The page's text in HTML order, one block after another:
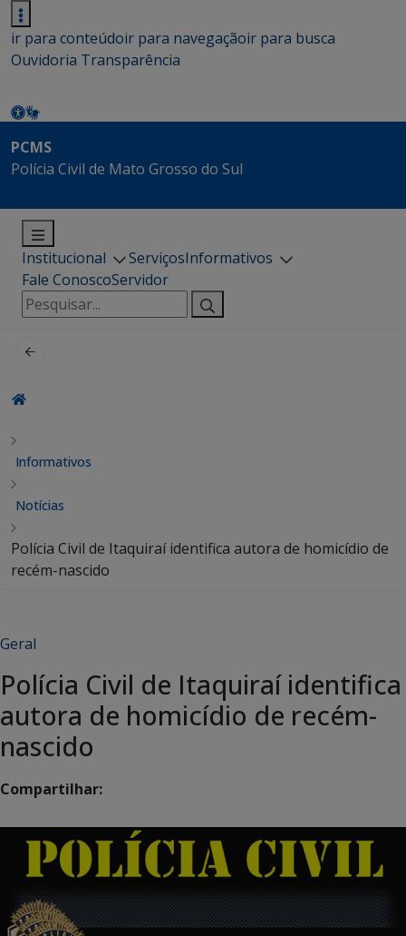
ir para conteúdoir para navegaçãoir para busca
Ouvidoria Transparência
PCMS
Polícia Civil de Mato Grosso do Sul
Institucional ServiçosInformativos
Fale ConoscoServidor
Pesquisar
por:
Informativos
Notícias
Polícia Civil de Itaquiraí identifica autora de homicídio de
recém-nascido
Geral
Polícia Civil de Itaquiraí identifica
autora de homicídio de recém-
nascido
Compartilhar: